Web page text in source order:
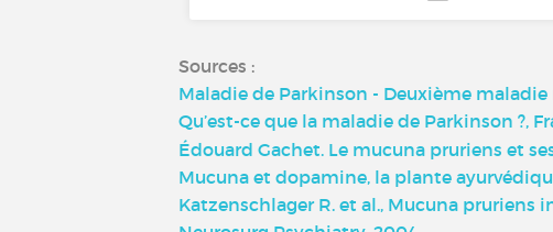
Sources :
Maladie de Parkinson - Deuxième
Qu’est-ce que la maladie de Parkinson ?,
Édouard Gachet. Le mucuna pruriens et
Mucuna et dopamine, la plante
Katzenschlager R. et al., Mucuna pruriens